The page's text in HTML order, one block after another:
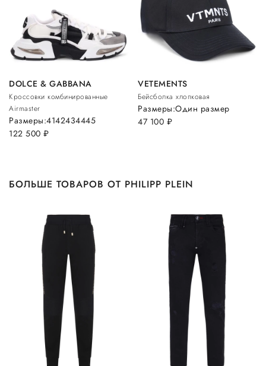
DOLCE & GABBANA
Кроссовки комбинированные
Airmaster
122 500 руб.
Размеры:4142434445
VETEMENTS
Бейсболка хлопковая
47 100 руб.
Размеры:Один размер
БОЛЬШЕ ТОВАРОВ ОТ PHILIPP PLEIN